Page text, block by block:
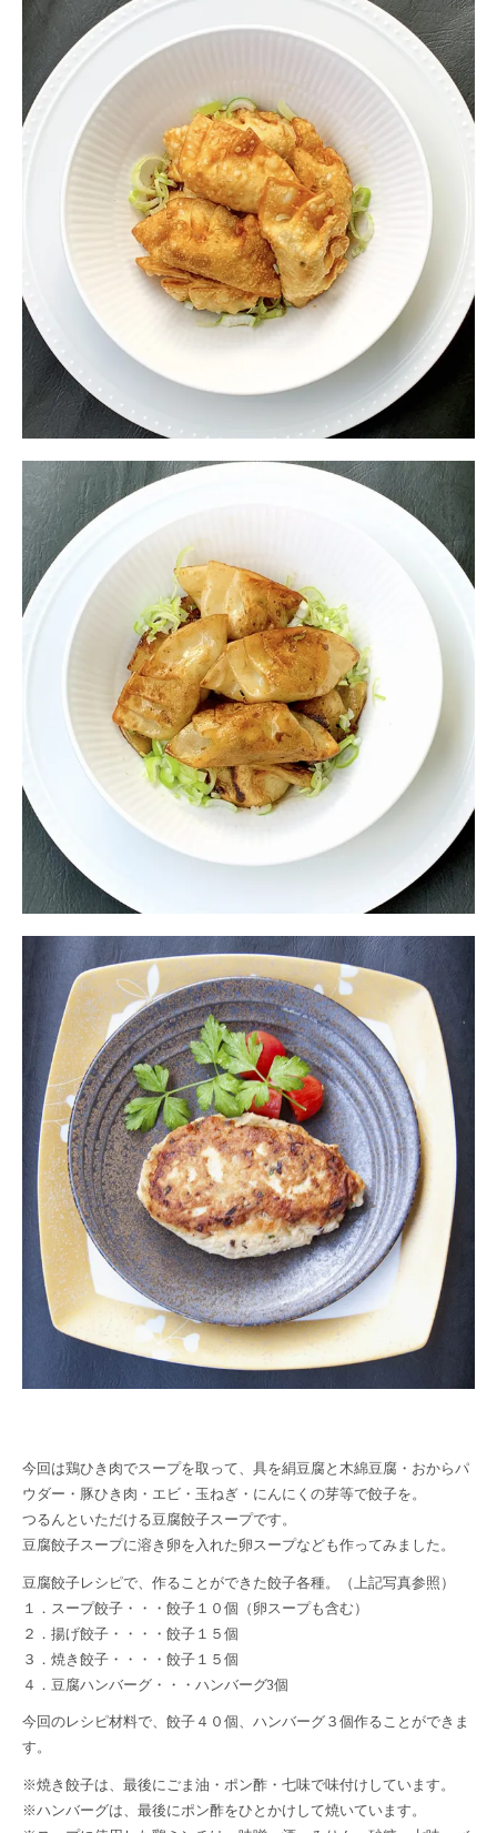
今回は鶏ひき肉でスープを取って、具を絹豆腐と木綿豆腐・おからパ
ウダー・豚ひき肉・エビ・玉ねぎ・にんにくの芽等で餃子を。
つるんといただける豆腐餃子スープです。
豆腐餃子スープに溶き卵を入れた卵スープなども作ってみました。
豆腐餃子レシピで、作ることができた餃子各種。（上記写真参照）
１．スープ餃子・・・餃子１０個（卵スープも含む）
２．揚げ餃子・・・・餃子１５個
３．焼き餃子・・・・餃子１５個
４．豆腐ハンバーグ・・・ハンバーグ3個
今回のレシピ材料で、餃子４０個、ハンバーグ３個作ることができま
す。
※焼き餃子は、最後にごま油・ポン酢・七味で味付けしています。
※ハンバーグは、最後にポン酢をひとかけして焼いています。